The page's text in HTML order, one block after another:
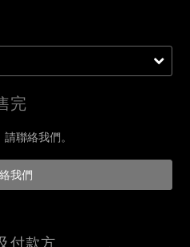
完
聯絡我們。
我們
付款方